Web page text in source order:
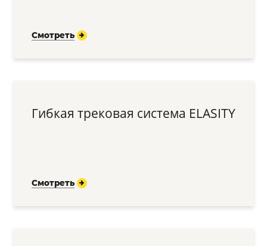
Смотреть
Гибкая трековая система ELASITY
Смотреть